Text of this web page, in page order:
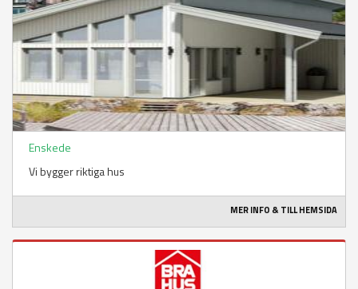
Enskede
Vi bygger riktiga hus
MER INFO & TILL HEMSIDA